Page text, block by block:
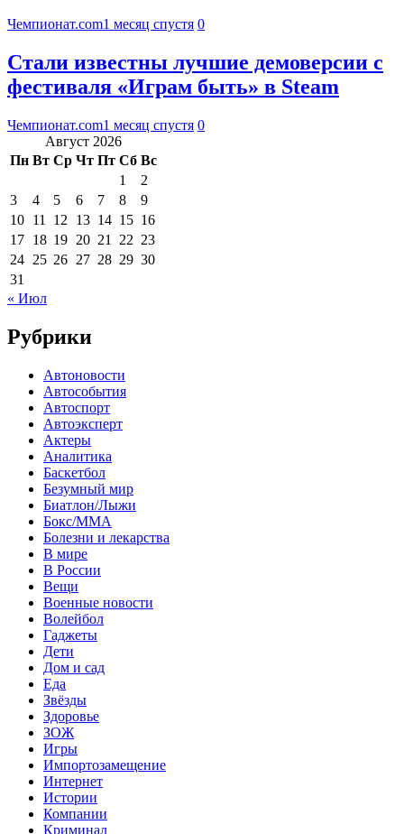
Чемпионат.com1 месяц спустя 0
Стали известны лучшие демоверсии с
фестиваля «Играм быть» в Steam
Чемпионат.com1 месяц спустя 0
Август 2026
Пн Вт Ср Чт Пт Сб Вс
1
2
3
4 5 6 7 8
9
10 11 12 13 14 15 16
17 18 19 20 21 22 23
24 25 26 27 28 29 30
31
« Июл
Рубрики
Автоновости
Автособытия
Автоспорт
Автоэксперт
Актеры
Аналитика
Баскетбол
Безумный мир
Биатлон/Лыжи
Бокс/MMA
Болезни и лекарства
В мире
В России
Вещи
Военные новости
Волейбол
Гаджеты
Дети
Дом и сад
Еда
Звёзды
Здоровье
ЗОЖ
Игры
Импортозамещение
Интернет
Истории
Компании
Криминал